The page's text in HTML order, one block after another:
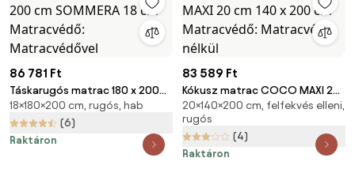
86 781 Ft
Táskarugós matrac 180 x 200
cm SOMMERA 18 cm
Matracvédő: Matracvédővel
18×180×200 cm, rugós, hab
(6)
Raktáron
83 589 Ft
Kókusz matrac COCO MAXI 20
cm 140 x 200 cm Matracvédő:
Matracvédő nélkül
20×140×200 cm, felfekvés elleni,
rugós
(4)
Raktáron